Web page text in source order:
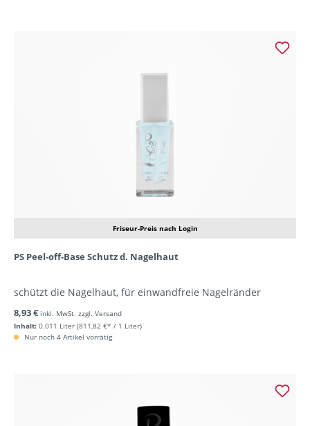
Friseur-Preis nach Login
PS Peel-off-Base Schutz d. Nagelhaut
schützt die Nagelhaut, für einwandfreie Nagelränder
Inhalt: 0.011 Liter (811,82 €* / 1 Liter)
8,93 € inkl. MwSt. zzgl. Versand
Nur noch 4 Artikel vorrätig